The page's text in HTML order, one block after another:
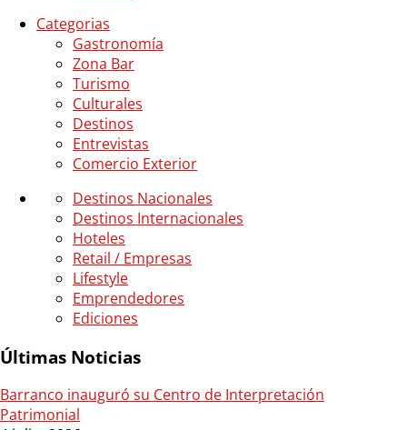
Categorias
Gastronomía
Zona Bar
Turismo
Culturales
Destinos
Entrevistas
Comercio Exterior
Destinos Nacionales
Destinos Internacionales
Hoteles
Retail / Empresas
Lifestyle
Emprendedores
Ediciones
Últimas Noticias
Barranco inauguró su Centro de Interpretación
Patrimonial